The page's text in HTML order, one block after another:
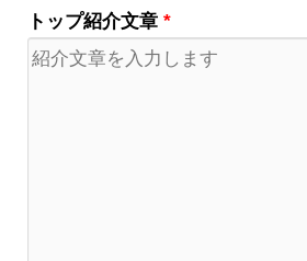
トップ紹介文章 *